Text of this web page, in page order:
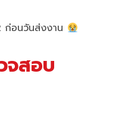
ก่อนวันส่งงาน
จสอบ